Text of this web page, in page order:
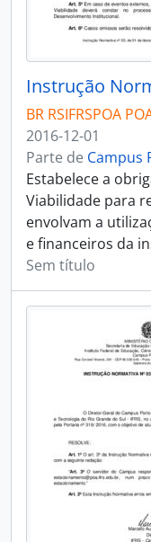
Instrução
BR RSIFRSPOA
2016-12-01
Parte de Campus
Estabelece a
Viabilidade para
envolvam a
e financeiros da
Sem título